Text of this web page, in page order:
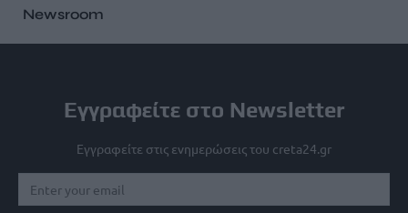
Newsroom
Εγγραφείτε στο Newsletter
Εγγραφείτε στις ενημερώσεις του creta24.gr